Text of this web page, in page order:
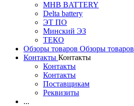
MHB BATTERY
Delta battery
ЭT ПО
Минский ЭЗ
ТЕКО
Обзоры товаров Обзоры товаров
Контакты Контакты
Контакты
Контакты
Поставщикам
Реквизиты
...